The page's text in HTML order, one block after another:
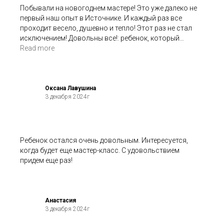
Побывали на новогоднем мастере! Это уже далеко не
первый наш опыт в Источнике. И каждый раз все
проходит весело, душевно и тепло! Этот раз не стал
исключением! Довольны все!: ребенок, который
самостоятельно украсил 3 вкусных пряника, а в
Read more
Оксана Лавушина
3 декабря 2024г
Ребенок остался очень довольным. Интересуется,
когда будет еще мастер-класс. С удовольствием
придем еще раз!
Анастасия
3 декабря 2024г